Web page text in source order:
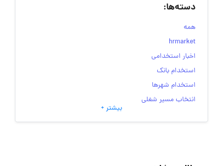
دسته‌ها:
همه
hrmarket
اخبار استخدامی
استخدام بانک
استخدام شهرها
انتخاب مسیر شغلی
به‌روزرسانی‌های سایت (کارجویی)
بیشتر +